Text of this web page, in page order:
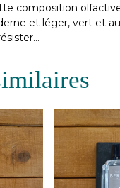
composition
et léger, vert et